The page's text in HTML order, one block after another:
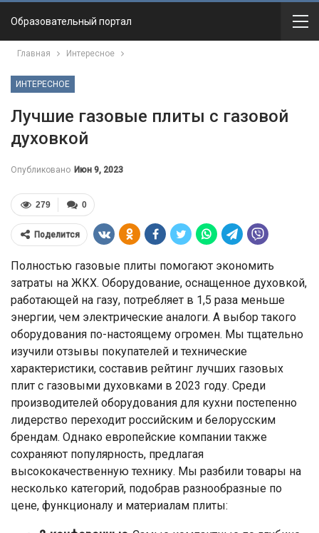
Образовательный портал
Главная Интересное
ИНТЕРЕСНОЕ
Лучшие газовые плиты с газовой
духовкой
Опубликовано Июн 9, 2023
0
279
Поделится
Полностью газовые плиты помогают экономить
затраты на ЖКХ. Оборудование, оснащенное духовкой,
работающей на газу, потребляет в 1,5 раза меньше
энергии, чем электрические аналоги. А выбор такого
оборудования по-настоящему огромен. Мы тщательно
изучили отзывы покупателей и технические
характеристики, составив рейтинг лучших газовых
плит с газовыми духовками в 2023 году. Среди
производителей оборудования для кухни постепенно
лидерство переходит российским и белорусским
брендам. Однако европейские компании также
сохраняют популярность, предлагая
высококачественную технику. Мы разбили товары на
несколько категорий, подобрав разнообразные по
цене, функционалу и материалам плиты: